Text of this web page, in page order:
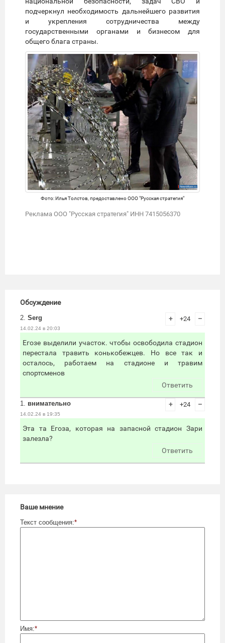
подчеркнул необходимость дальнейшего развития
и укрепления сотрудничества между
государственными органами и бизнесом для
общего блага страны.
Фото: Илья Толстов, предоставлено ООО "Русская стратегия"
Реклама ООО "Русская стратегия" ИНН 7415056370
Обсуждение
2. Serg
14.02.24 в 20:03
+ +24 –
Егозе выделили участок. чтобы освободила стадион
перестала травить конькобежцев. Но все так и
осталось, работаем на стадионе и травим
спортсменов
Ответить
1. внимательно
14.02.24 в 19:35
+ +24 –
Эта та Егоза, которая на запасной стадион Зари
залезла?
Ответить
Ваше мнение
Текст сообщения:*
Имя:*